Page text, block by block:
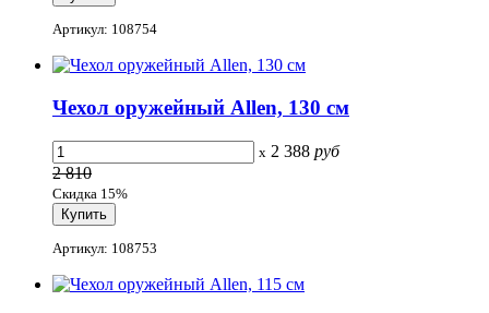
Артикул: 108754
Чехол оружейный Allen, 130 см
x 2 388 руб
2 810
Скидка 15%
Артикул: 108753